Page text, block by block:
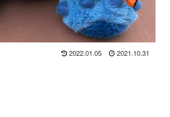
2022.01.05 2021.10.31